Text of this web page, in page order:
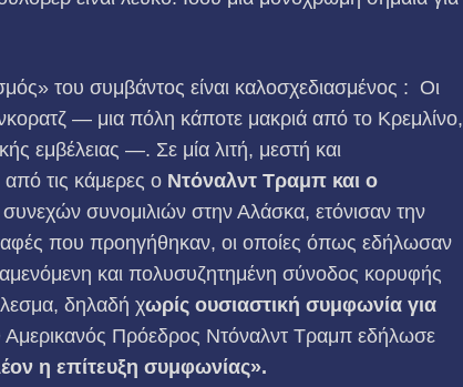
του συμβάντος είναι καλοσχεδιασμένος : Οι
— μια πόλη κάποτε μακριά από το Κρεμλίνο,
εμβέλειας —. Σε μία λιτή, μεστή και
τις κάμερες ο Ντόναλντ Τραμπ και ο
συνομιλιών στην Αλάσκα, ετόνισαν την
που προηγήθηκαν, οι οποίες όπως εδήλωσαν
και πολυσυζητημένη σύνοδος κορυφής
δηλαδή χωρίς ουσιαστική συμφωνία για
Πρόεδρος Ντόναλντ Τραμπ εδήλωσε
η επίτευξη συμφωνίας».